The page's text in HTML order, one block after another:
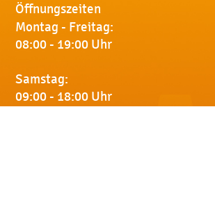
Öffnungszeiten
Montag - Freitag:
08:00 - 19:00 Uhr
Samstag:
09:00 - 18:00 Uhr